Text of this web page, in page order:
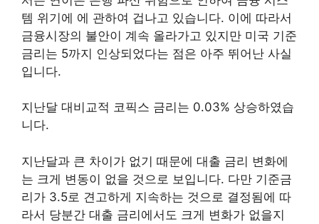
템 위기에 에 관하여 겁나고 있습니다. 이에 따라서
금융시장의 불안이 계속 올라가고 있지만 미국 기준
금리는 5까지 인상되었다는 점은 아주 뛰어난 사실
입니다.
지난달 대비교적 코픽스 금리는 0.03% 상승하였습
니다.
지난달과 큰 차이가 없기 때문에 대출 금리 변화에
는 크게 변동이 없을 것으로 보입니다. 다만 기준금
리가 3.5로 견고하게 지속하는 것으로 결정됨에 따
라서 당분간 대출 금리에서도 크게 변화가 없을지